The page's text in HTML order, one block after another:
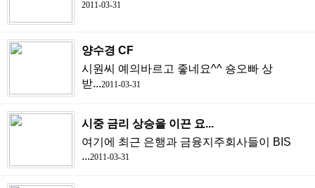
2011-03-31
양수경 CF
시원씨 예의바르고 좋네요^^ 숑오빠 상
받...2011-03-31
시중 금리 상승을 이끈 요...
여기에 최근 은행과 금융지주회사들이 BIS
...2011-03-31